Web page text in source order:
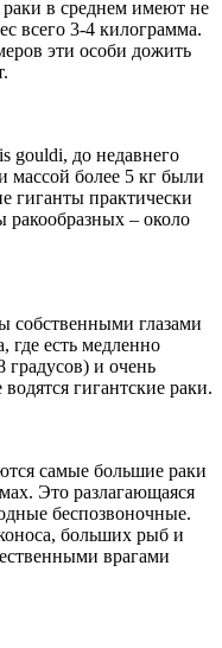
в среднем имеют не
всего 3-4 килограмма.
эти особи дожить
gouldi, до недавнего
массой более 5 кг были
гиганты практически
ракообразных – около
собственными глазами
где есть медленно
градусов) и очень
гигантские раки.
самые большие раки
Это разлагающаяся
беспозвоночные.
больших рыб и
врагами